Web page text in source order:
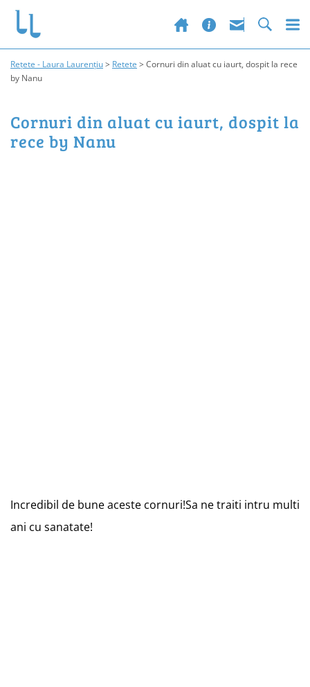
Rețete - Laura Laurențiu> Retete > Cornuri din aluat cu iaurt, dospit la rece
by Nanu
Cornuri din aluat cu iaurt, dospit la
rece by Nanu
Incredibil de bune aceste cornuri!Sa ne traiti intru multi
ani cu sanatate!